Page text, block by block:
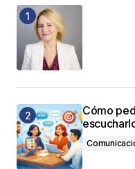
Cómo